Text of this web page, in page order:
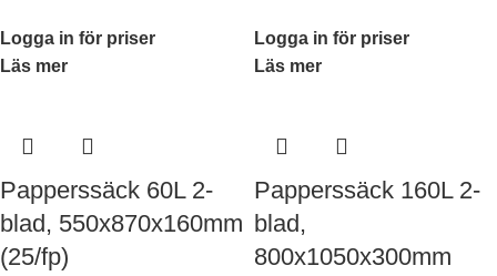
Logga in för priser
Läs mer
Logga in för priser
Läs mer
Papperssäck 60L 2-
blad, 550x870x160mm
(25/fp)
Papperssäck 160L 2-
blad,
800x1050x300mm